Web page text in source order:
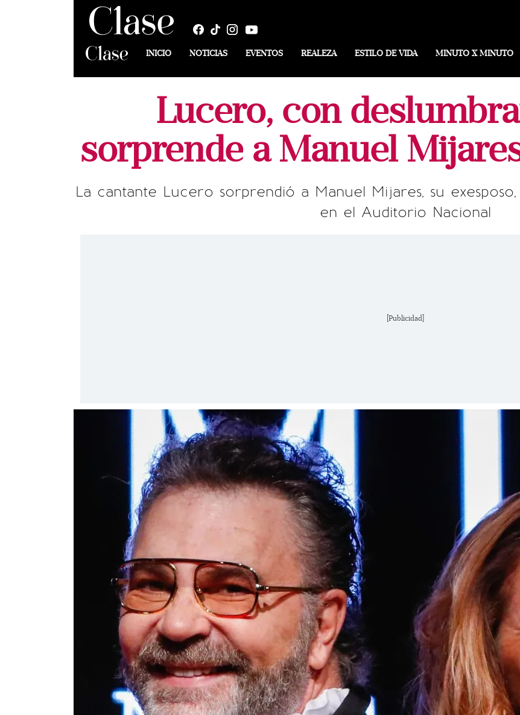
INICIO NOTICIAS EVENTOS REALEZA ESTILO DE VIDA MINUTO X MINUTO
Lucero, con
sorprende a Manuel
La cantante Lucero sorprendió a Manuel Mijares, su
en el Auditorio Nacional
[Publicidad]